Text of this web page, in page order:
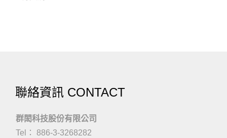
聯絡資訊 CONTACT
群閎科技股份有限公司
Tel： 886-3-3268282